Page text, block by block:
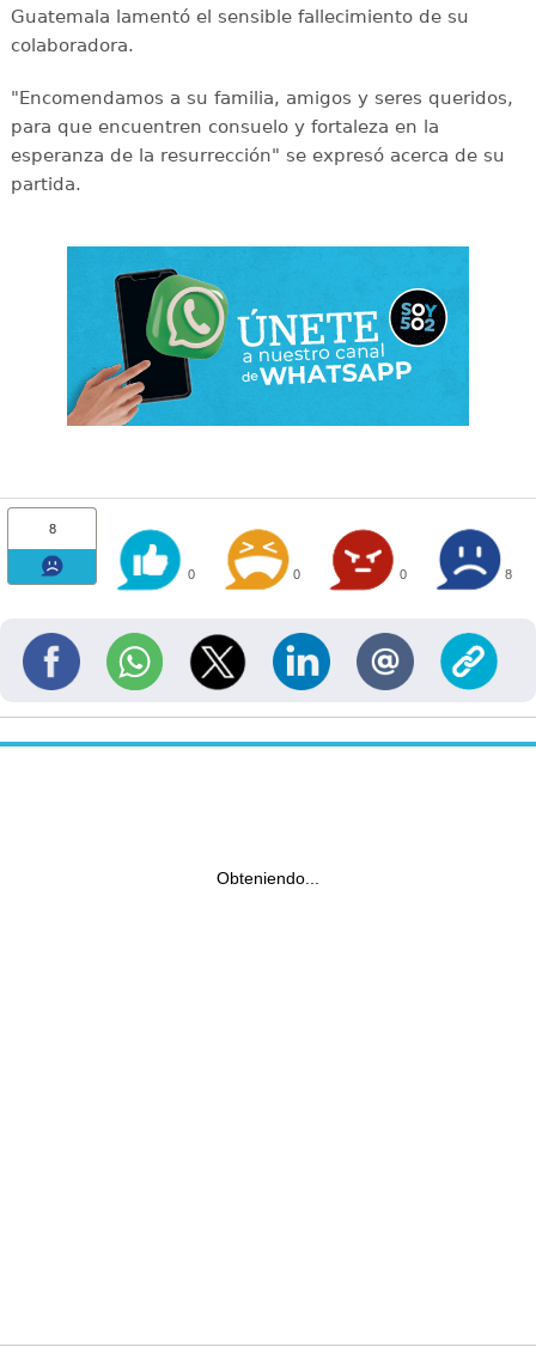
Guatemala lamentó el sensible fallecimiento de su
colaboradora.
"Encomendamos a su familia, amigos y seres queridos,
para que encuentren consuelo y fortaleza en la
esperanza de la resurrección" se expresó acerca de su
partida.
8
0 0 0 8
Obteniendo...